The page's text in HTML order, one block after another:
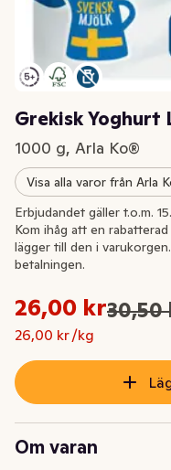
Grekisk
1000 g, Arla Ko®
Visa alla varor från Arla
Extrapris
Ursprungspriset var:
Nuvarande pris är:
26,00 kr30,50
26,00 kr /kg
Styckpris: 26,00 kr /kg
Erbjudandet gäller t.o.m.
Kom ihåg att en
lägger till den i
betalningen.
Om varan